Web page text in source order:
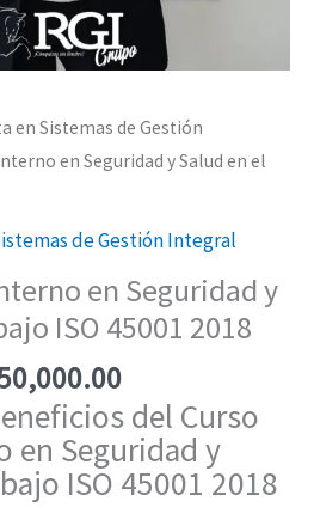
en Sistemas de Gestión
en Seguridad y Salud en el
de Gestión Integral
en Seguridad y
ISO 45001 2018
del Curso
en Seguridad y
ISO 45001 2018